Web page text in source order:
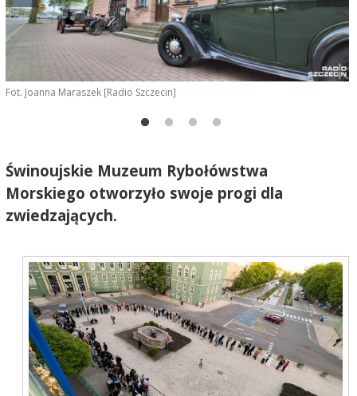
Fot. Joanna Maraszek [Radio Szczecin]
Świnoujskie Muzeum Rybołówstwa
Morskiego otworzyło swoje progi dla
zwiedzających.